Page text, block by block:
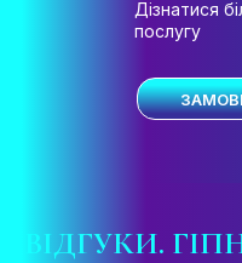
Дізнатися
послугу
ВІДГУКИ.